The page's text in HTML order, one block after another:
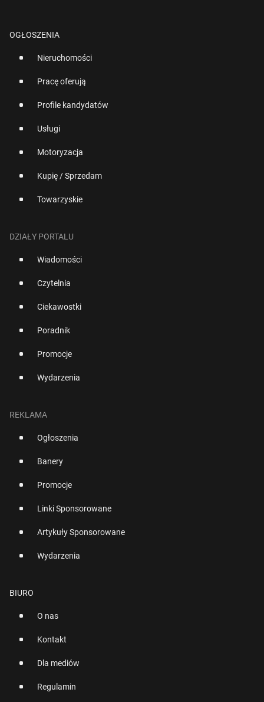
OGŁOSZENIA
Nieruchomości
Pracę oferują
Profile kandydatów
Usługi
Motoryzacja
Kupię / Sprzedam
Towarzyskie
DZIAŁY PORTALU
Wiadomości
Czytelnia
Ciekawostki
Poradnik
Promocje
Wydarzenia
REKLAMA
Ogłoszenia
Banery
Promocje
Linki Sponsorowane
Artykuły Sponsorowane
Wydarzenia
BIURO
O nas
Kontakt
Dla mediów
Regulamin